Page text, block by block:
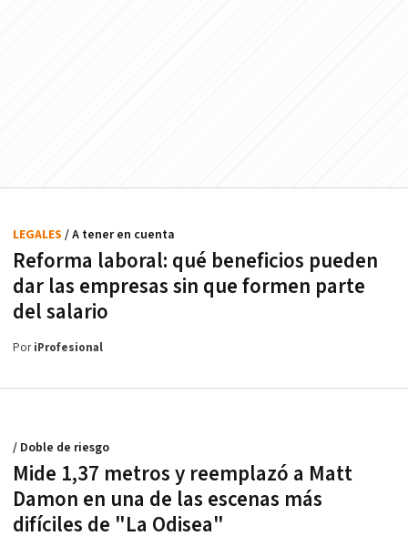
Reforma laboral: qué beneficios pueden
dar las empresas sin que formen parte
del salario
LEGALES / A tener en cuenta
PoriProfesional
Mide 1,37 metros y reemplazó a Matt
Damon en una de las escenas más
difíciles de "La Odisea"
/ Doble de riesgo